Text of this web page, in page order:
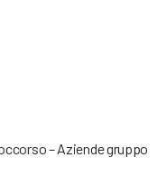
– Aziende gruppo